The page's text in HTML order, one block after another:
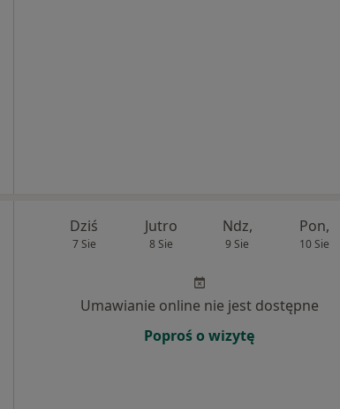
Dziś
7 Sie
Jutro
8 Sie
Ndz,
9 Sie
Pon,
10 Sie
Umawianie online nie jest dostępne
Poproś o wizytę